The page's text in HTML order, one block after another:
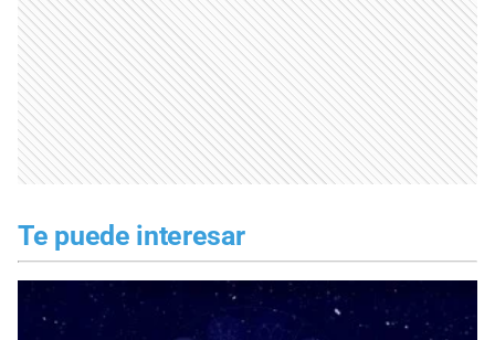
Te puede interesar